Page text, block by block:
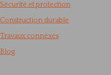
Sécurité et protection
Construction durable
Travaux connexes
Blog